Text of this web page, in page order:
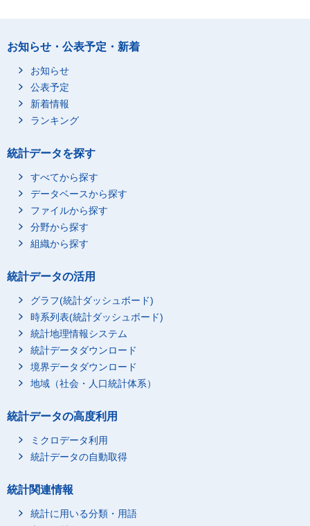
お知らせ・公表予定・新着
お知らせ
公表予定
新着情報
ランキング
統計データを探す
すべてから探す
データベースから探す
ファイルから探す
分野から探す
組織から探す
統計データの活用
グラフ(統計ダッシュボード)
時系列表(統計ダッシュボード)
統計地理情報システム
統計データダウンロード
境界データダウンロード
地域（社会・人口統計体系）
統計データの高度利用
ミクロデータ利用
統計データの自動取得
統計関連情報
統計に用いる分類・用語